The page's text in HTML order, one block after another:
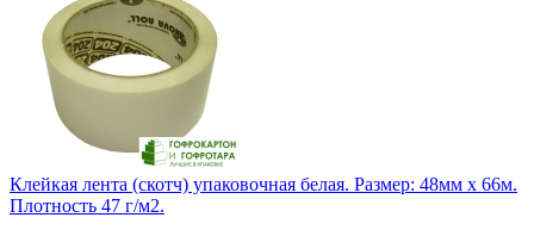
Клейкая лента (скотч) упаковочная белая. Размер: 48мм х 66м.
Плотность 47 г/м2.